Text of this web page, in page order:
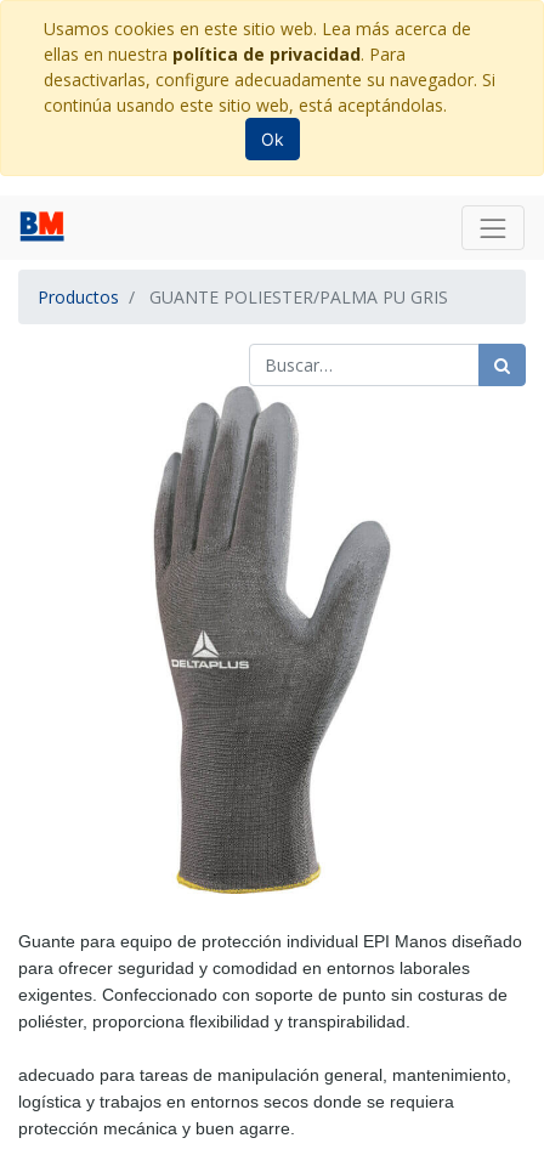
Usamos cookies en este sitio web. Lea más acerca de
ellas en nuestra política de privacidad. Para
desactivarlas, configure adecuadamente su navegador. Si
continúa usando este sitio web, está aceptándolas.
Ok
Productos GUANTE POLIESTER/PALMA PU GRIS
Guante para equipo de protección individual EPI Manos diseñado
para ofrecer seguridad y comodidad en entornos laborales
exigentes. Confeccionado con soporte de punto sin costuras de
poliéster, proporciona flexibilidad y transpirabilidad.
adecuado para tareas de manipulación general, mantenimiento,
logística y trabajos en entornos secos donde se requiera
protección mecánica y buen agarre.